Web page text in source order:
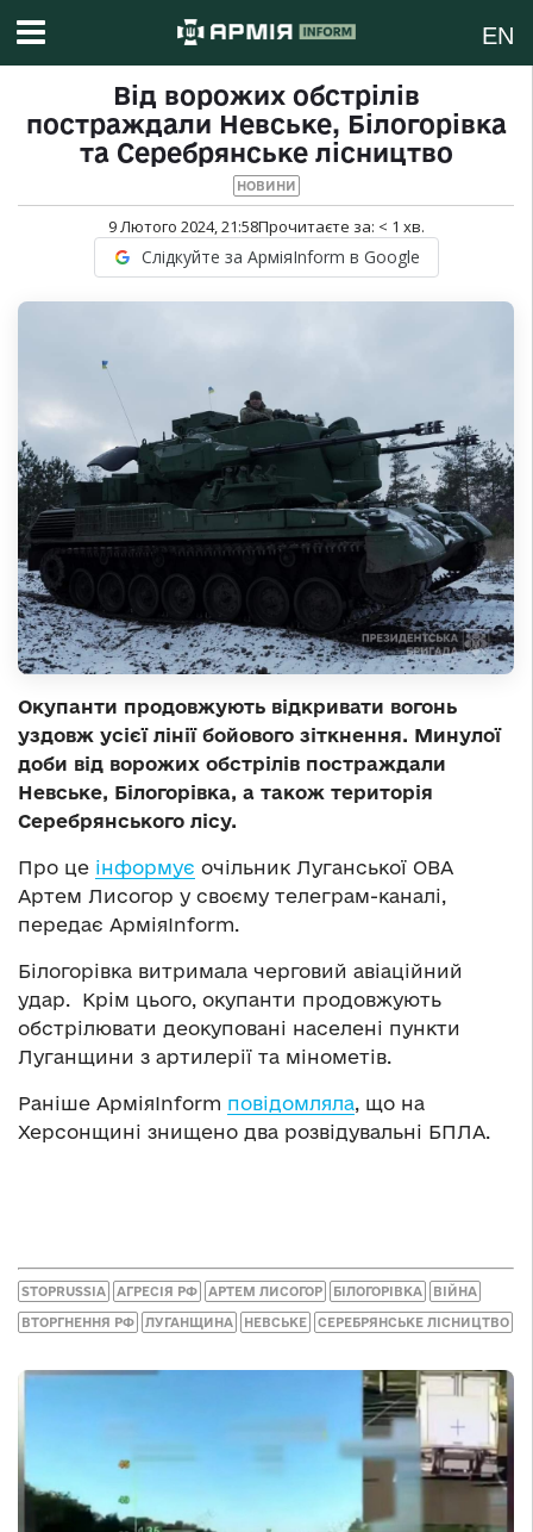
EN
Від ворожих обстрілів
постраждали Невське, Білогорівка
та Серебрянське лісництво
НОВИНИ
9 Лютого 2024, 21:58Прочитаєте за: < 1 хв.
Слідкуйте за АрміяInform в Google
Окупанти продовжують відкривати вогонь
уздовж усієї лінії бойового зіткнення. Минулої
доби від ворожих обстрілів постраждали
Невське, Білогорівка, а також територія
Серебрянського лісу.
Про це інформує очільник Луганської ОВА
Артем Лисогор у своєму телеграм-каналі,
передає АрміяInform.
Білогорівка витримала черговий авіаційний
удар. Крім цього, окупанти продовжують
обстрілювати деокуповані населені пункти
Луганщини з артилерії та мінометів.
Раніше АрміяInform повідомляла, що на
Херсонщині знищено два розвідувальні БПЛА.
STOPRUSSIA АГРЕСІЯ РФ АРТЕМ ЛИСОГОР БІЛОГОРІВКА ВІЙНА
ВТОРГНЕННЯ РФ ЛУГАНЩИНА НЕВСЬКЕ СЕРЕБРЯНСЬКЕ ЛІСНИЦТВО